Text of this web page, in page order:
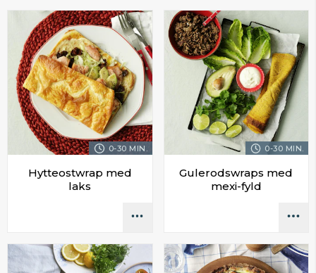
0-30 MIN.
Hytteostwrap med
laks
0-30 MIN.
Gulerodswraps med
mexi-fyld